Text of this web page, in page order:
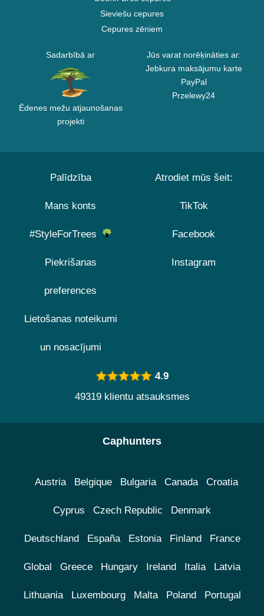
Sieviešu cepures
Cepures zēniem
Sadarbībā ar
Ēdenes mežu atjaunošanas
projekti
Jūs varat norēķināties ar:
Jebkura maksājumu karte
PayPal
Przelewy24
Palīdzība
Mans konts
#StyleForTrees
Piekrišanas
preferences
Lietošanas noteikumi
un nosacījumi
Atrodiet mūs šeit:
TikTok
Facebook
Instagram
4.9
49319 klientu atsauksmes
Caphunters
Austria Belgique Bulgaria Canada Croatia
Cyprus Czech Republic Denmark
Deutschland España Estonia Finland France
Global Greece Hungary Ireland Italia Latvia
Lithuania Luxembourg Malta Poland Portugal